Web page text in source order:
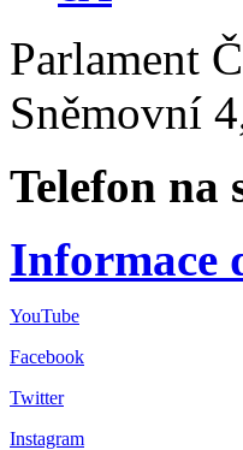
Parlament
Sněmovní
Telefon na
Informace
YouTube
Facebook
Twitter
Instagram